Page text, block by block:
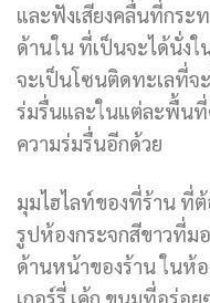
และฟังเสียงคลื่นที่กระ
ด้านใน ที่เป็นจะได้นั่ง
จะเป็นโซนติดทะเลที่จ
ร่มรื่นและในแต่ละพื้นที่
ความร่มรื่นอีกด้วย
มุมไฮไลท์ของที่ร้าน ที่ต้
รูปห้องกระจกสีขาวที่ม
ด้านหน้าของร้าน ในห้
เกอร์รี่ เค้ก ขนมที่อร่อ